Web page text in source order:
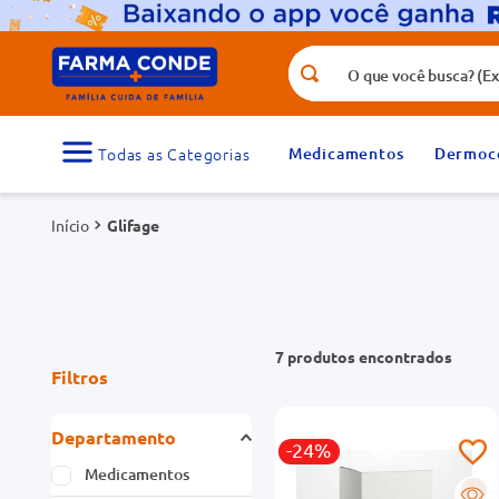
O que você busca? (Ex.: vitamina,
Medicamentos
Glifage
Filtros
Departamento
Medicamentos
7 produtos
-24%
R
Termos mais buscados
1
medicamento